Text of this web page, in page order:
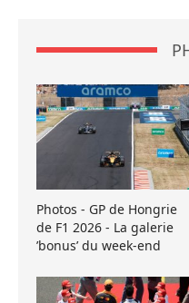
Photos - GP de Hongrie
de F1 2026 - La galerie
’bonus’ du week-end